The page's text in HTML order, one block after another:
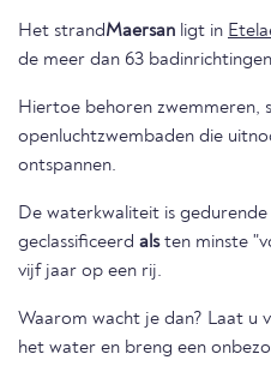
Het strandMaersan ligt in
de meer dan 63
Hiertoe behoren zwemmeren,
openluchtzwembaden die
ontspannen.
De waterkwaliteit is
geclassificeerd alsten minste
vijf jaar op een rij.
Waarom wacht je dan? Laat u
het water en breng een